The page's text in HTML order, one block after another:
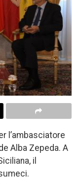
l’ambasciatore
Alba Zepeda. A
il